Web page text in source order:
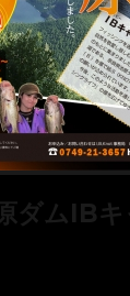
ダムIB